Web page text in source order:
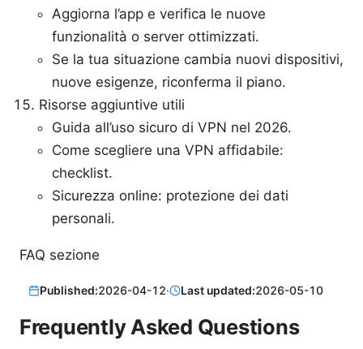
Aggiorna l’app e verifica le nuove
funzionalità o server ottimizzati.
Se la tua situazione cambia nuovi dispositivi,
nuove esigenze, riconferma il piano.
Risorse aggiuntive utili
Guida all’uso sicuro di VPN nel 2026.
Come scegliere una VPN affidabile:
checklist.
Sicurezza online: protezione dei dati
personali.
FAQ sezione
Published:2026-04-12· Last updated:2026-05-10
Frequently Asked Questions